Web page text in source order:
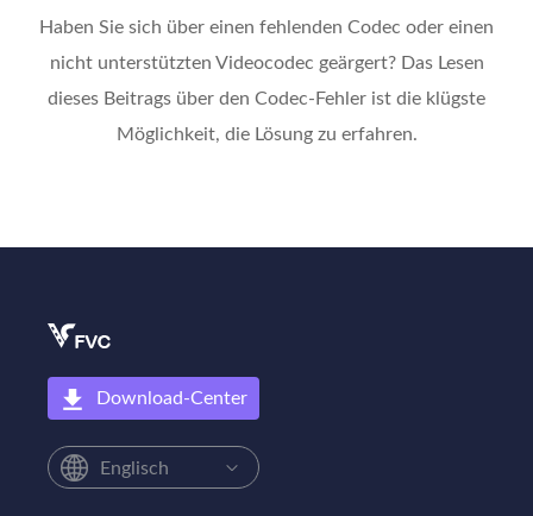
Haben Sie sich über einen fehlenden Codec oder einen
nicht unterstützten Videocodec geärgert? Das Lesen
dieses Beitrags über den Codec-Fehler ist die klügste
Möglichkeit, die Lösung zu erfahren.
Download-Center
Englisch